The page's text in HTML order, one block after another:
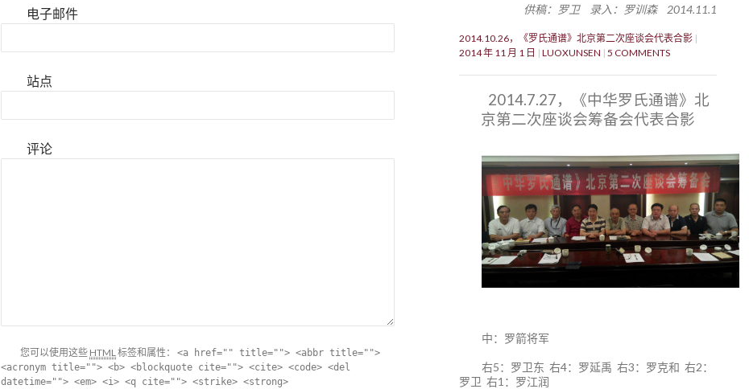
电子邮件
站点
评论
您可以使用这些 HTML标签和属性： <a href="" title=""> <abbr title="">
<acronym title=""> <b> <blockquote cite=""> <cite> <code> <del
datetime=""> <em> <i> <q cite=""> <strike> <strong>
供稿：罗卫 录入：罗训森 2014.11.1
2014.10.26，《罗氏通谱》北京第二次座谈会代表合影
2014 年 11 月 1 日
LUOXUNSEN 5 COMMENTS
2014.7.27，《中华罗氏通谱》北
京第二次座谈会筹备会代表合影
中：罗箭将军
右5：罗卫东 右4：罗延禹 右3：罗克和 右2：
罗卫 右1：罗江润